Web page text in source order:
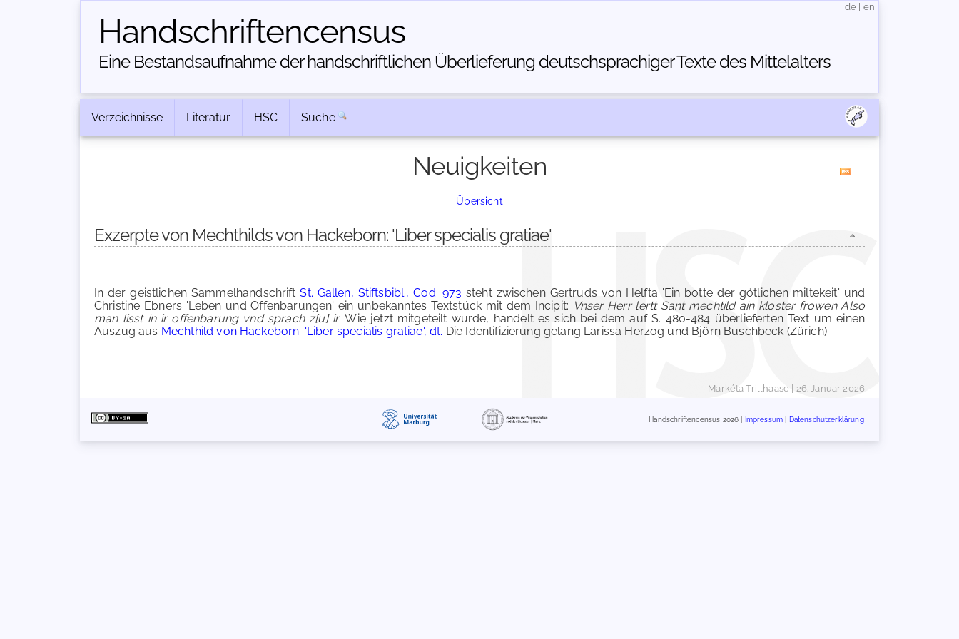
Handschriften­census
Eine Bestandsaufnahme der handschriftlichen Über­lieferung deutschsprachiger Texte des Mittelalters
de en
Verzeichnisse Literatur HSC Suche
Neuigkeiten
Übersicht
Exzerpte von Mechthilds von Hackeborn: 'Liber specialis gratiae'
In der geistlichen SammelhandschriftSt. Gallen, Stiftsbibl., Cod. 973 steht zwischen Gertruds von Helfta 'Ein botte der götlichen miltekeit' und
Christine Ebners 'Leben und Offenbarungen' ein unbekanntes Textstück mit dem Incipit: Vnser Herr lertt Sant mechtild ain kloster frowen Also
man lisst in ir offenbarung vnd sprach z[u] ir. Wie jetzt mitgeteilt wurde, handelt es sich bei dem auf S. 480-484 überlieferten Text um einen
Auszug aus Mechthild von Hackeborn: 'Liber specialis gratiae', dt. Die Identifizierung gelang Larissa Herzog und Björn Buschbeck (Zürich).
Markéta Trillhaase | 26. Januar 2026
Handschriftencensus 2026 | Impressum Datenschutzerklärung